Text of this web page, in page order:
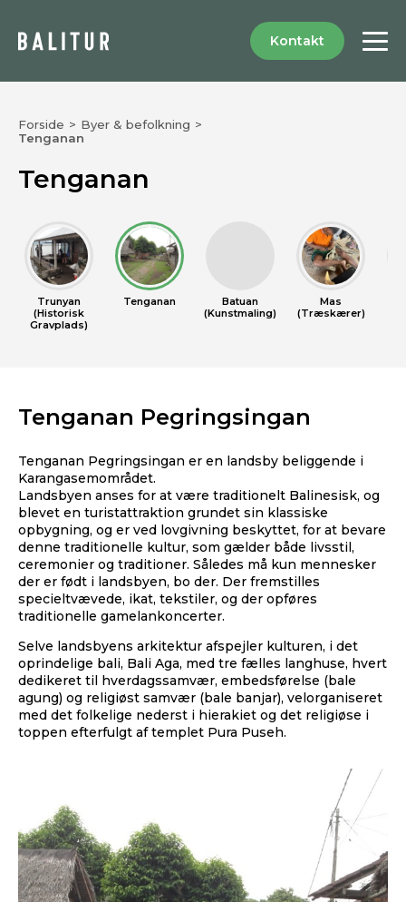
Kontakt
Forside > Byer & befolkning >
Tenganan
Tenganan
Trunyan
(Historisk
Gravplads)
Tenganan
Batuan
(Kunstmaling)
Mas
(Træskærer)
Tenganan Pegringsingan
Tenganan Pegringsingan er en landsby beliggende i
Karangasemområdet.
Landsbyen anses for at være traditionelt Balinesisk, og
blevet en turistattraktion grundet sin klassiske
opbygning, og er ved lovgivning beskyttet, for at bevare
denne traditionelle kultur, som gælder både livsstil,
ceremonier og traditioner. Således må kun mennesker
der er født i landsbyen, bo der. Der fremstilles
specieltvævede, ikat, tekstiler, og der opføres
traditionelle gamelankoncerter.
Selve landsbyens arkitektur afspejler kulturen, i det
oprindelige bali, Bali Aga, med tre fælles langhuse, hvert
dedikeret til hverdagssamvær, embedsførelse (bale
agung) og religiøst samvær (bale banjar), velorganiseret
med det folkelige nederst i hierakiet og det religiøse i
toppen efterfulgt af templet Pura Puseh.